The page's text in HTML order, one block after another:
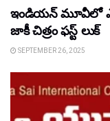
ఇండియన్ మూవీలో
జాకీ చిత్రం ఫస్ట్ లుక్
SEPTEMBER 26, 2025